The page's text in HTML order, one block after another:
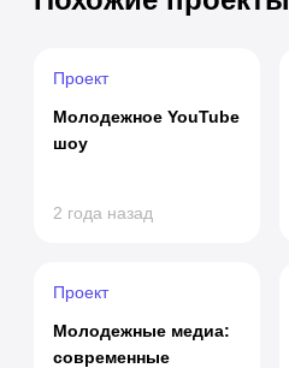
Проект
Молодежное YouTube
шоу
2 года назад
Проект
Молодежные медиа:
современные